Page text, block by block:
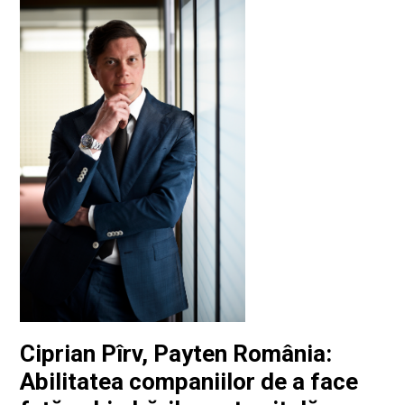
Ciprian Pîrv, Payten România:
Abilitatea companiilor de a face